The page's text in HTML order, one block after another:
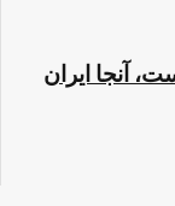
آنجا ایران